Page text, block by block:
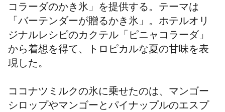
コラーダのかき氷」を提供する。テーマは
「バーテンダーが贈るかき氷」。ホテルオリ
ジナルレシピのカクテル「ピニャコラーダ」
から着想を得て、トロピカルな夏の甘味を表
現した。
ココナツ ミルクの氷に乗せたのは、マンゴー
シロップやマンゴーとパイナップルのエスプ